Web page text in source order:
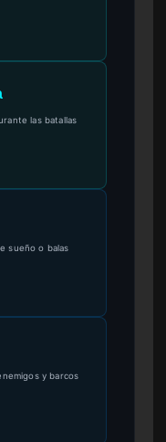
las batallas
sueño o balas
y barcos